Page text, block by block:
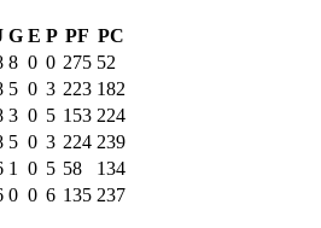
G E P PF PC
8 0 0 275 52
5 0 3 223 182
3 0 5 153 224
5 0 3 224 239
1 0 5 58
134
0 0 6 135 237